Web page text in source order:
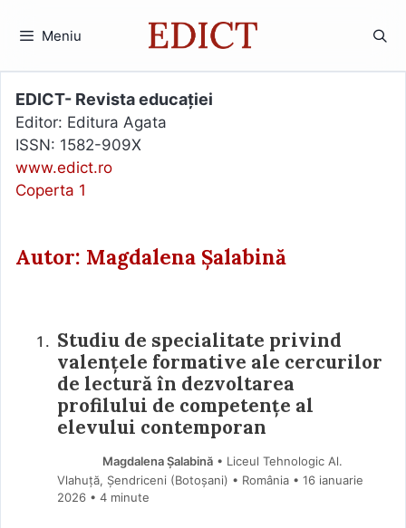
Meniu
EDICT- Revista educației
Editor: Editura Agata
ISSN: 1582-909X
www.edict.ro
Coperta 1
Autor: Magdalena Șalabină
Studiu de specialitate privind
valențele formative ale cercurilor
de lectură în dezvoltarea
profilului de competențe al
elevului contemporan
Magdalena Șalabină• Liceul Tehnologic Al.
Vlahuță, Șendriceni (Botoşani) • România
16 ianuarie
2026 • 4 minute